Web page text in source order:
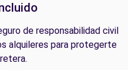
de responsabilidad civil
alquileres para protegerte